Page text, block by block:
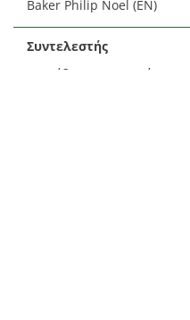
Baker Philip Noel (EN)
Συντελεστής
Σπυρίδης Κωνσταντίνος